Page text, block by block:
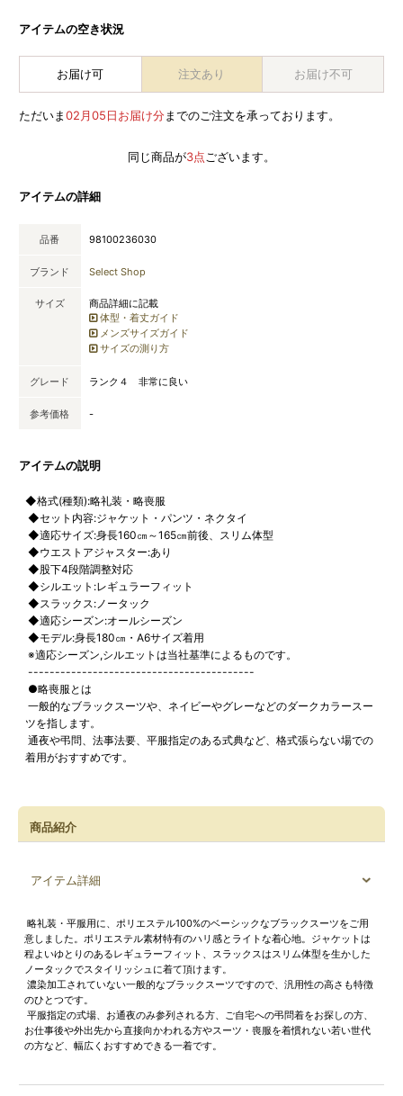
アイテムの空き状況
お届け可 注文あり お届け不可
ただいま02月05日お届け分までのご注文を承っております。
同じ商品が3点 ございます。
アイテムの詳細
品番 98100236030
ブランド Select Shop
サイズ
商品詳細に記載
体型・着丈ガイド
メンズサイズガイド
サイズの測り方
グレード ランク４ 非常に良い
参考価格 -
アイテムの説明
◆格式(種類):略礼装・略喪服
◆セット内容:ジャケット・パンツ・ネクタイ
◆適応サイズ:身長160㎝～165㎝前後、スリム体型
◆ウエストアジャスター:あり
◆股下4段階調整対応
◆シルエット:レギュラーフィット
◆スラックス:ノータック
◆適応シーズン:オールシーズン
◆モデル:身長180㎝・A6サイズ着用
※適応シーズン,シルエットは当社基準によるものです。
------------------------------------------
●略喪服とは
一般的なブラックスーツや、ネイビーやグレーなどのダークカラースー
ツを指します。
通夜や弔問、法事法要、平服指定のある式典など、格式張らない場での
着用がおすすめです。
商品紹介
アイテム詳細
略礼装・平服用に、ポリエステル100%のベーシックなブラックスーツをご用
意しました。ポリエステル素材特有のハリ感とライトな着心地。ジャケットは
程よいゆとりのあるレギュラーフィット、スラックスはスリム体型を生かした
ノータックでスタイリッシュに着て頂けます。
濃染加工されていない一般的なブラックスーツですので、汎用性の高さも特徴
のひとつです。
平服指定の式場、お通夜のみ参列される方、ご自宅への弔問着をお探しの方、
お仕事後や外出先から直接向かわれる方やスーツ・喪服を着慣れない若い世代
の方など、幅広くおすすめできる一着です。